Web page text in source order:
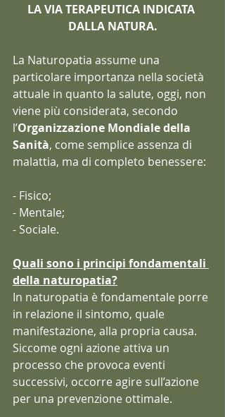
LA VIA TERAPEUTICA INDICATA
DALLA NATURA.
La Naturopatia assume una
particolare importanza nella società
attuale in quanto la salute, oggi, non
viene più considerata, secondo
l’Organizzazione Mondiale della
Sanità, come semplice assenza di
malattia, ma di completo benessere:
- Fisico;
- Mentale;
- Sociale.
Quali sono i principi fondamentali
della naturopatia?
In naturopatia è fondamentale porre
in relazione il sintomo, quale
manifestazione, alla propria causa.
Siccome ogni azione attiva un
processo che provoca eventi
successivi, occorre agire sull’azione
per una prevenzione ottimale.